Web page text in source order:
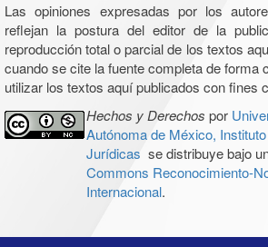
Las opiniones expresadas por los
reflejan la postura del editor de la
reproducción total o parcial de los textos
cuando se cite la fuente completa de forma
utilizar los textos aquí publicados con fines
Hechos y Derechos por
Autónoma de México,
Jurídicas se distribuye bajo
Commons Reconocimiento-
Internacional.